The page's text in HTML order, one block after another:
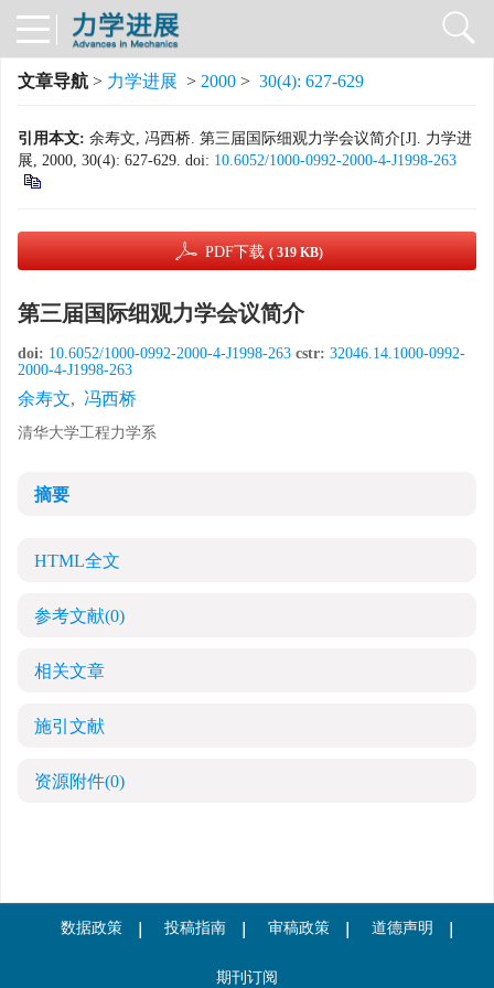
文章导航 > 力学进展 > 2000 > 30(4): 627-629
引用本文: 余寿文, 冯西桥. 第三届国际细观力学会议简介[J]. 力学进
展, 2000, 30(4): 627-629. doi: 10.6052/1000-0992-2000-4-J1998-263
PDF下载 ( 319 KB)
第三届国际细观力学会议简介
doi: 10.6052/1000-0992-2000-4-J1998-263 cstr: 32046.14.1000-0992-
2000-4-J1998-263
余寿文, 冯西桥
清华大学工程力学系
摘要
HTML全文
参考文献(0)
相关文章
施引文献
资源附件(0)
数据政策 投稿指南 审稿政策 道德声明
期刊订阅